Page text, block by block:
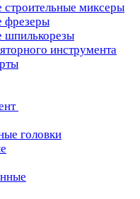
миксеры
фрезеры
шпилькорезы
инструмента
головки